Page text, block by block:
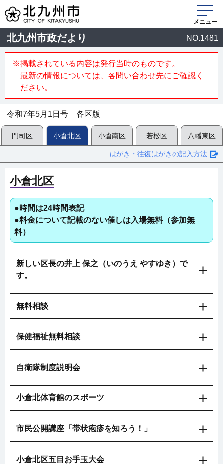
メニュー
北九州市政だより NO.1481
※掲載されている内容は発行当時のものです。
最新の情報については、各問い合わせ先にご確認く
ださい。
令和7年5月1日号 各区版
門司区 小倉北区 小倉南区 若松区 八幡東区
はがき・往復はがきの記入方法
小倉北区
●時間は24時間表記
●料金について記載のない催しは入場無料（参加無
料）
新しい区長の井上 保之（いのうえ やすゆき）で
す。
無料相談
保健福祉無料相談
自衛隊制度説明会
小倉北体育館のスポーツ
市民公開講座「帯状疱疹を知ろう！」
小倉北区五目お手玉大会